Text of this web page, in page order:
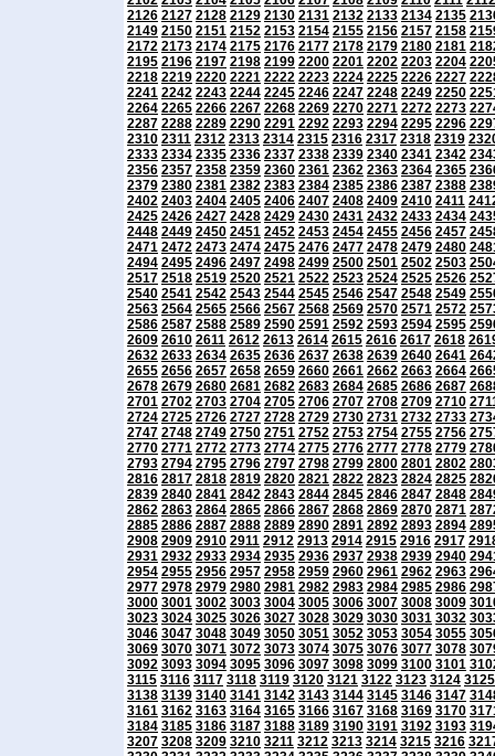
2126 2127 2128 2129 2130 2131 2132 2133 2134 2135
2149 2150 2151 2152 2153 2154 2155 2156 2157 2158
2172 2173 2174 2175 2176 2177 2178 2179 2180 2181
2195 2196 2197 2198 2199 2200 2201 2202 2203 2204
2218 2219 2220 2221 2222 2223 2224 2225 2226 2227
2241 2242 2243 2244 2245 2246 2247 2248 2249 2250
2264 2265 2266 2267 2268 2269 2270 2271 2272 2273
2287 2288 2289 2290 2291 2292 2293 2294 2295 2296
2310 2311 2312 2313 2314 2315 2316 2317 2318 2319
2333 2334 2335 2336 2337 2338 2339 2340 2341 2342
2356 2357 2358 2359 2360 2361 2362 2363 2364 2365
2379 2380 2381 2382 2383 2384 2385 2386 2387 2388
2402 2403 2404 2405 2406 2407 2408 2409 2410 2411
2425 2426 2427 2428 2429 2430 2431 2432 2433 2434
2448 2449 2450 2451 2452 2453 2454 2455 2456 2457
2471 2472 2473 2474 2475 2476 2477 2478 2479 2480
2494 2495 2496 2497 2498 2499 2500 2501 2502 2503
2517 2518 2519 2520 2521 2522 2523 2524 2525 2526
2540 2541 2542 2543 2544 2545 2546 2547 2548 2549
2563 2564 2565 2566 2567 2568 2569 2570 2571 2572
2586 2587 2588 2589 2590 2591 2592 2593 2594 2595
2609 2610 2611 2612 2613 2614 2615 2616 2617 2618
2632 2633 2634 2635 2636 2637 2638 2639 2640 2641
2655 2656 2657 2658 2659 2660 2661 2662 2663 2664
2678 2679 2680 2681 2682 2683 2684 2685 2686 2687
2701 2702 2703 2704 2705 2706 2707 2708 2709 2710
2724 2725 2726 2727 2728 2729 2730 2731 2732 2733
2747 2748 2749 2750 2751 2752 2753 2754 2755 2756
2770 2771 2772 2773 2774 2775 2776 2777 2778 2779
2793 2794 2795 2796 2797 2798 2799 2800 2801 2802
2816 2817 2818 2819 2820 2821 2822 2823 2824 2825
2839 2840 2841 2842 2843 2844 2845 2846 2847 2848
2862 2863 2864 2865 2866 2867 2868 2869 2870 2871
2885 2886 2887 2888 2889 2890 2891 2892 2893 2894
2908 2909 2910 2911 2912 2913 2914 2915 2916 2917
2931 2932 2933 2934 2935 2936 2937 2938 2939 2940
2954 2955 2956 2957 2958 2959 2960 2961 2962 2963
2977 2978 2979 2980 2981 2982 2983 2984 2985 2986
3000 3001 3002 3003 3004 3005 3006 3007 3008 3009
3023 3024 3025 3026 3027 3028 3029 3030 3031 3032
3046 3047 3048 3049 3050 3051 3052 3053 3054 3055
3069 3070 3071 3072 3073 3074 3075 3076 3077 3078
3092 3093 3094 3095 3096 3097 3098 3099 3100 3101
3115 3116 3117 3118 3119 3120 3121 3122 3123 3124 3125
3138 3139 3140 3141 3142 3143 3144 3145 3146 3147
3161 3162 3163 3164 3165 3166 3167 3168 3169 3170
3184 3185 3186 3187 3188 3189 3190 3191 3192 3193
3207 3208 3209 3210 3211 3212 3213 3214 3215 3216